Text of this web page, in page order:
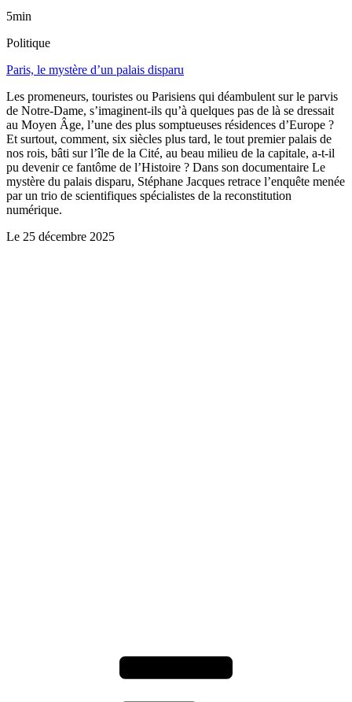
5min
Politique
Paris, le mystère d’un palais disparu
Les promeneurs, touristes ou Parisiens qui déambulent sur le parvis
de Notre-Dame, s’imaginent-ils qu’à quelques pas de là se dressait
au Moyen Âge, l’une des plus somptueuses résidences d’Europe ?
Et surtout, comment, six siècles plus tard, le tout premier palais de
nos rois, bâti sur l’île de la Cité, au beau milieu de la capitale, a-t-il
pu devenir ce fantôme de l’Histoire ? Dans son documentaire Le
mystère du palais disparu, Stéphane Jacques retrace l’enquête menée
par un trio de scientifiques spécialistes de la reconstitution
numérique.
Le 25 décembre 2025